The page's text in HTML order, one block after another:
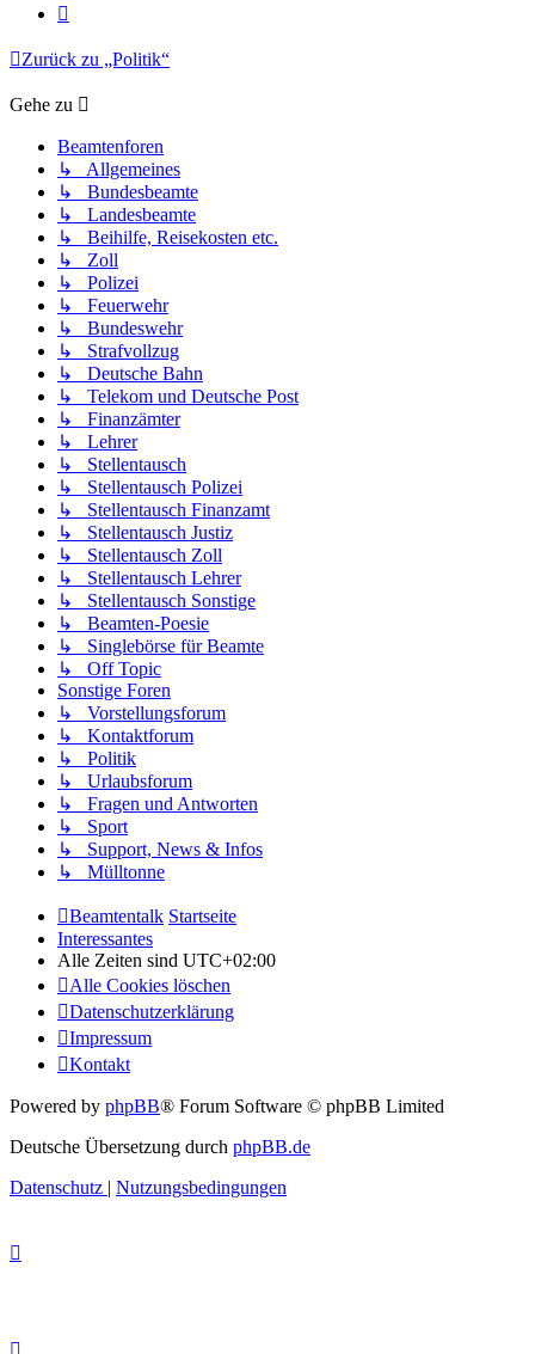
Zurück zu „Politik“
Gehe zu
Beamtenforen
↳ Allgemeines
↳ Bundesbeamte
↳ Landesbeamte
↳ Beihilfe, Reisekosten etc.
↳ Zoll
↳ Polizei
↳ Feuerwehr
↳ Bundeswehr
↳ Strafvollzug
↳ Deutsche Bahn
↳ Telekom und Deutsche Post
↳ Finanzämter
↳ Lehrer
↳ Stellentausch
↳ Stellentausch Polizei
↳ Stellentausch Finanzamt
↳ Stellentausch Justiz
↳ Stellentausch Zoll
↳ Stellentausch Lehrer
↳ Stellentausch Sonstige
↳ Beamten-Poesie
↳ Singlebörse für Beamte
↳ Off Topic
Sonstige Foren
↳ Vorstellungsforum
↳ Kontaktforum
↳ Politik
↳ Urlaubsforum
↳ Fragen und Antworten
↳ Sport
↳ Support, News & Infos
↳ Mülltonne
Beamtentalk Startseite
Interessantes
Alle Zeiten sind UTC+02:00
Alle Cookies löschen
Datenschutzerklärung
Impressum
Kontakt
Powered by phpBB® Forum Software © phpBB Limited
Deutsche Übersetzung durch phpBB.de
Datenschutz | Nutzungsbedingungen